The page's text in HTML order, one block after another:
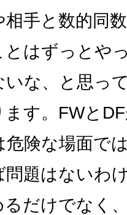
相手と数的同
とはずっとや
いな、と思っ
す。FWと
険な場面で
問題はないわ
だけでなく